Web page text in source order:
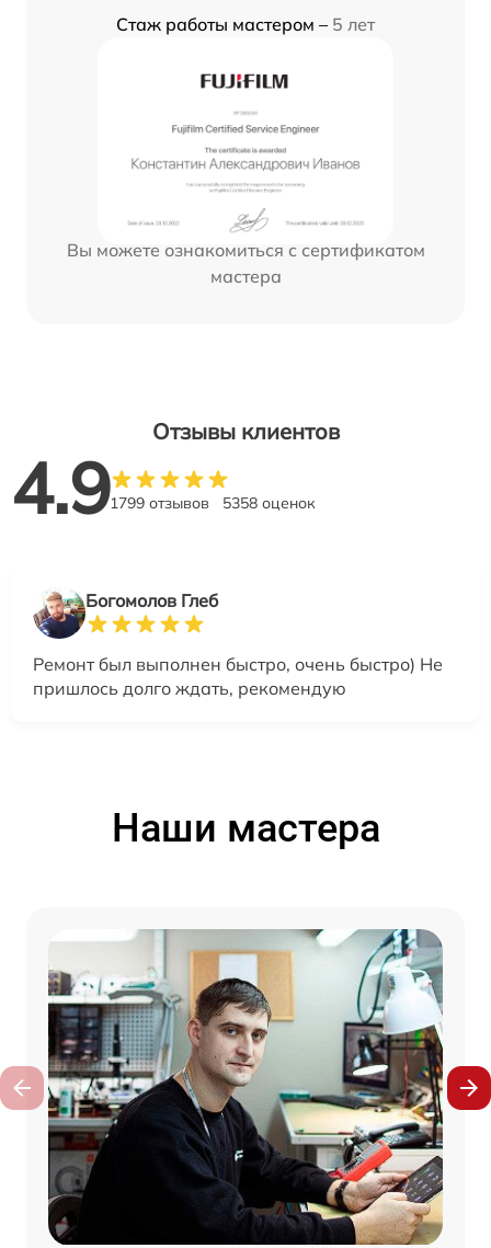
Стаж работы мастером – 5 лет
Вы можете ознакомиться с сертификатом
мастера
Отзывы клиентов
4.91799 отзывов 5358 оценок
Богомолов Глеб
Ремонт был выполнен быстро, очень быстро) Не
пришлось долго ждать, рекомендую
Наши мастера